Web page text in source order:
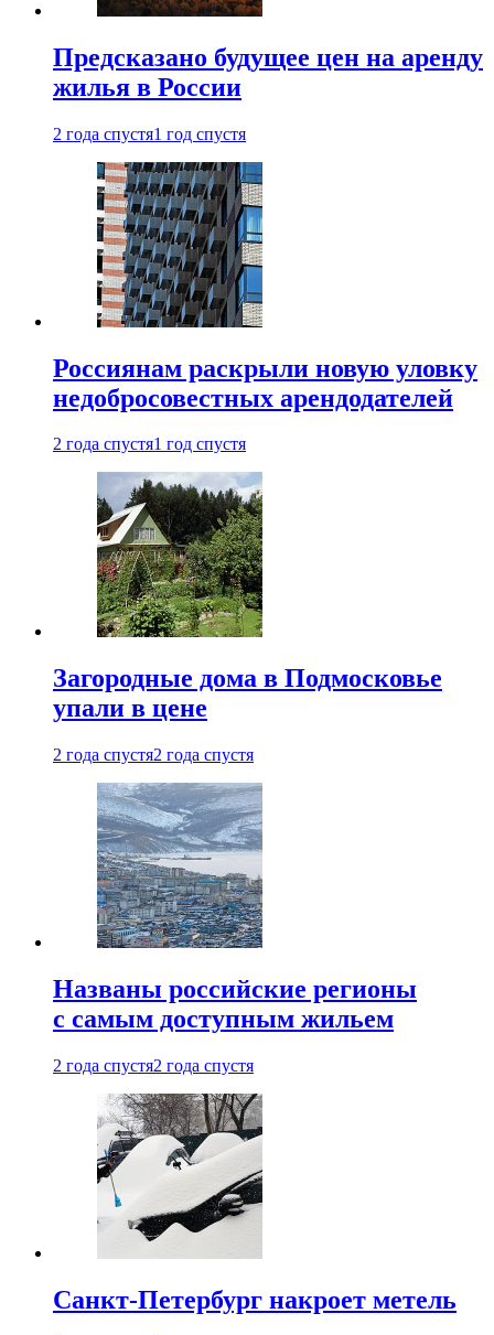
Предсказано будущее цен на аренду
жилья в России
2 года спустя1 год спустя
Россиянам раскрыли новую уловку
недобросовестных арендодателей
2 года спустя1 год спустя
Загородные дома в Подмосковье
упали в цене
2 года спустя2 года спустя
Названы российские регионы
с самым доступным жильем
2 года спустя2 года спустя
Санкт-Петербург накроет метель